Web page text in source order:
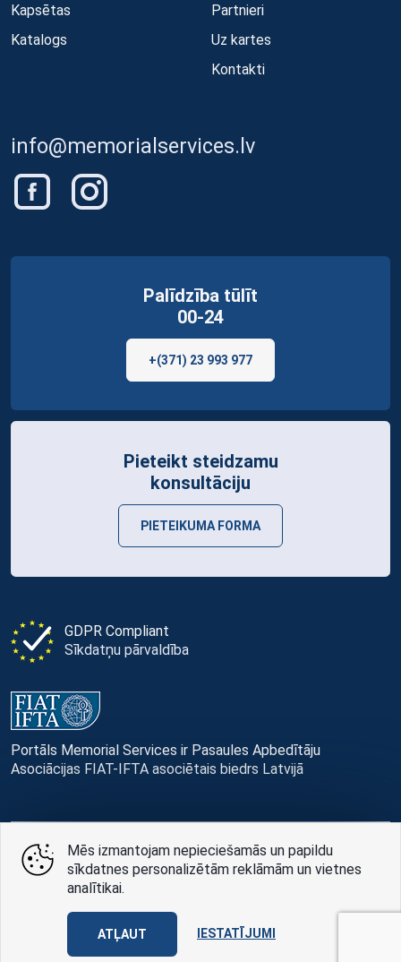
Kapsētas
Katalogs
Partnieri
Uz kartes
Kontakti
info@memorialservices.lv
GDPR Compliant
Sīkdatņu pārvaldība
Portāls Memorial Services ir Pasaules Apbedītāju
Asociācijas FIAT-IFTA asociētais biedrs Latvijā
Palīdzība tūlīt
00-24
+(371) 23 993 977
Pieteikt steidzamu
konsultāciju
PIETEIKUMA FORMA
© Memorial Services, 2016 — 2026 pr3-g
Privātuma politikai
AABB TEAM
Mēs izmantojam nepieciešamās un papildu
sīkdatnes personalizētām reklāmām un vietnes
analītikai.
ATĻAUT IESTATĪJUMI